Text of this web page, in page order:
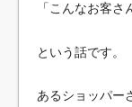
「こんなお客さ
という話です。
あるショッパー